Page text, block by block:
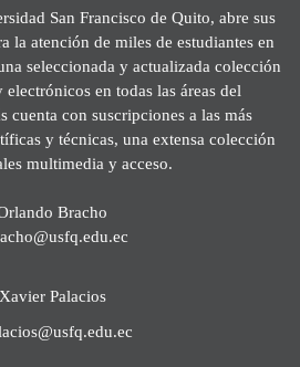
San Francisco de Quito, abre sus
la atención de miles de estudiantes en
seleccionada y actualizada colección
en todas las áreas del
cuenta con suscripciones a las más
y técnicas, una extensa colección
multimedia y acceso.
Bracho
Xavier Palacios